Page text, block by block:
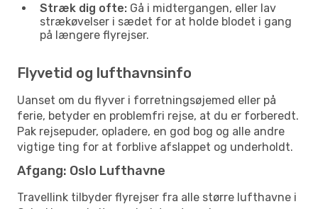
Stræk dig ofte: Gå i midtergangen, eller lav
strækøvelser i sædet for at holde blodet i gang
på længere flyrejser.
Flyvetid og lufthavnsinfo
Uanset om du flyver i forretningsøjemed eller på
ferie, betyder en problemfri rejse, at du er forberedt.
Pak rejsepuder, opladere, en god bog og alle andre
vigtige ting for at forblive afslappet og underholdt.
Afgang: Oslo Lufthavne
Travellink tilbyder flyrejser fra alle større lufthavne i